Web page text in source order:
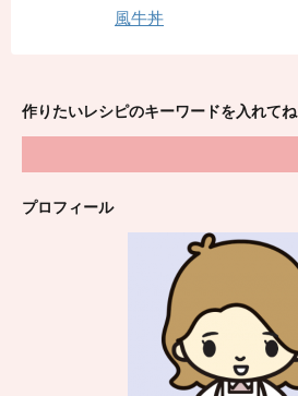
風牛丼
作りたいレシピのキーワードを入れてね
プロフィール